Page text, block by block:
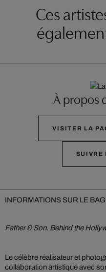
Ces
À propos
VISITER LA
SUIVRE
INFORMATIONS SUR LE
Father & Son. Behind the
Le célèbre réalisateur et
collaboration artistique avec